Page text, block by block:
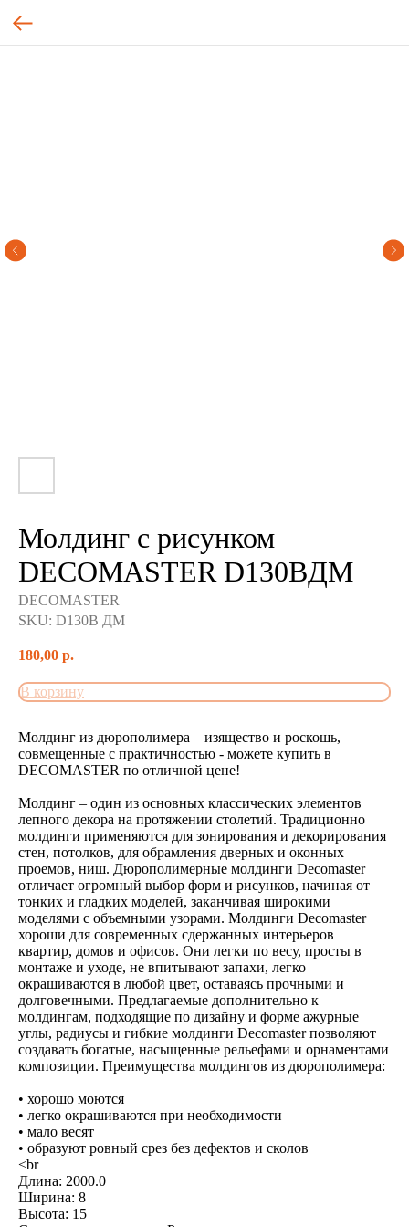
Молдинг c рисунком
DECOMASTER D130BДМ
DECOMASTER
SKU: D130B ДМ
180,00 р.
В корзину
Молдинг из дюрополимера – изящество и роскошь,
совмещенные с практичностью - можете купить в
DECOMASTER по отличной цене!
Молдинг – один из основных классических элементов
лепного декора на протяжении столетий. Традиционно
молдинги применяются для зонирования и декорирования
стен, потолков, для обрамления дверных и оконных
проемов, ниш. Дюрополимерные молдинги Decomaster
отличает огромный выбор форм и рисунков, начиная от
тонких и гладких моделей, заканчивая широкими
моделями с объемными узорами. Молдинги Decomaster
хороши для современных сдержанных интерьеров
квартир, домов и офисов. Они легки по весу, просты в
монтаже и уходе, не впитывают запахи, легко
окрашиваются в любой цвет, оставаясь прочными и
долговечными. Предлагаемые дополнительно к
молдингам, подходящие по дизайну и форме ажурные
углы, радиусы и гибкие молдинги Decomaster позволяют
создавать богатые, насыщенные рельефами и орнаментами
композиции. Преимущества молдингов из дюрополимера:
• хорошо моются
• легко окрашиваются при необходимости
• мало весят
• образуют ровный срез без дефектов и сколов
<br
Длина: 2000.0
Ширина: 8
Высота: 15